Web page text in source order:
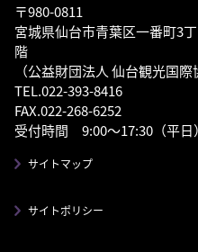
〒980-0811
宮城県仙台市青葉区一番町3
階
（公益財団法人 仙台観光国際
TEL.022-393-8416
FAX.022-268-6252
受付時間 9:00～17:30（平日）
サイトマップ
サイトポリシー